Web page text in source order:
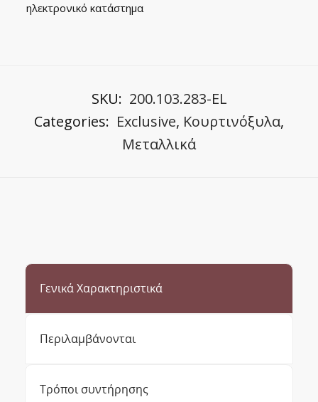
ηλεκτρονικό κατάστημα
SKU: 200.103.283-EL
Categories: Exclusive, Κουρτινόξυλα,
Μεταλλικά
Γενικά Χαρακτηριστικά
Περιλαμβάνονται
Τρόποι συντήρησης